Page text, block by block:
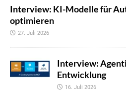
Interview: KI-Modelle für
optimieren
27. Juli 2026
Interview:
Entwicklung
16. Juli 2026